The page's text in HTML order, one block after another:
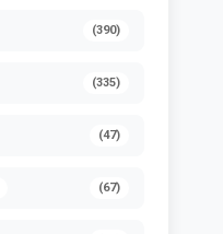
(390)
(335)
(47)
(67)